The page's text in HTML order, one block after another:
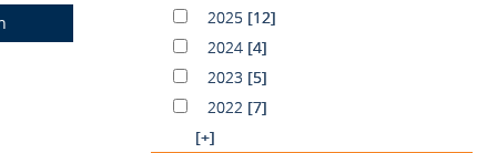
20252025 [12]
20242024 [4]
20232023 [5]
20222022 [7]
[+]